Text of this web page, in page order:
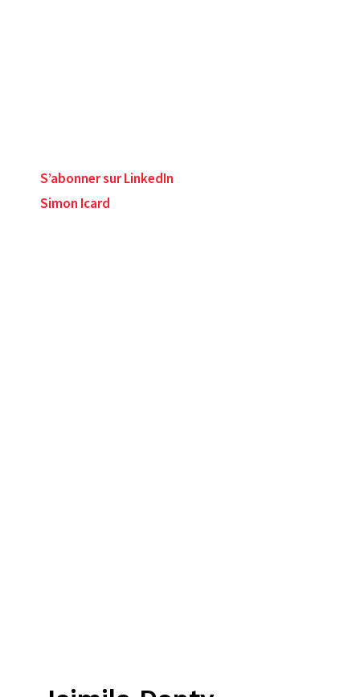
S’abonner sur LinkedIn
Simon Icard